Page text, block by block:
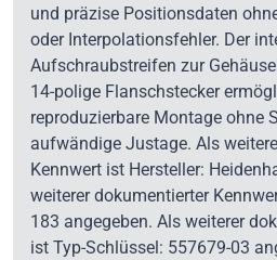
und präzise Positionsdaten
oder Interpolationsfehler. Der
Aufschraubstreifen zur
14-polige Flanschstecker
reproduzierbare Montage ohne
aufwändige Justage. Als
Kennwert ist Hersteller:
weiterer dokumentierter
183 angegeben. Als weiterer
ist Typ-Schlüssel: 557679-03